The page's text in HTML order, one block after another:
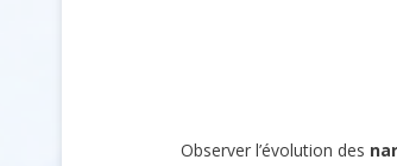
Observer l’évolution des